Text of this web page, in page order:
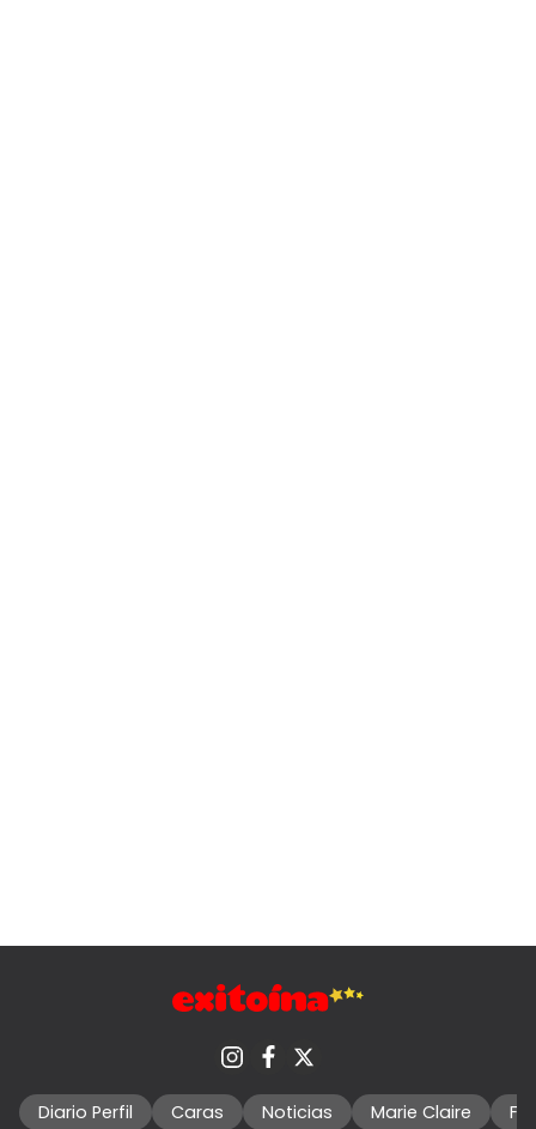
Diario Perfil Caras Noticias Marie Claire